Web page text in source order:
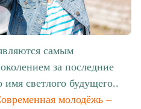
самым
за последние
имя светлого будущего..
молодёжь –